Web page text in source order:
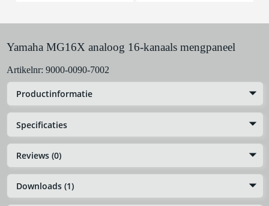
Yamaha MG16X analoog 16-kanaals mengpaneel
Artikelnr: 9000-0090-7002
Productinformatie
Specificaties
Reviews (0)
Downloads (1)